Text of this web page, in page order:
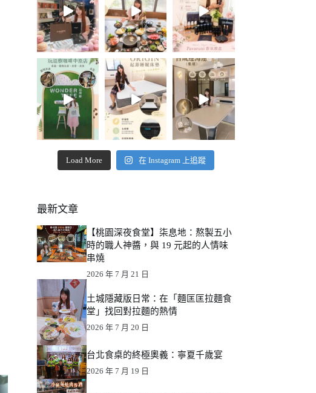
Load More 在 Instagram 上追蹤
最新文章
【桃園深夜食堂】柒息地：熬製五小
時的職人神醬，與 19 元起的人情味
串燒
2026 年 7 月 21 日
土城隱藏版日常：在「麵匡匡拉麵食
堂」找回對拉麵的熱情
2026 年 7 月 20 日
台北食桌的終極奧義：寧夏千歲宴
2026 年 7 月 19 日